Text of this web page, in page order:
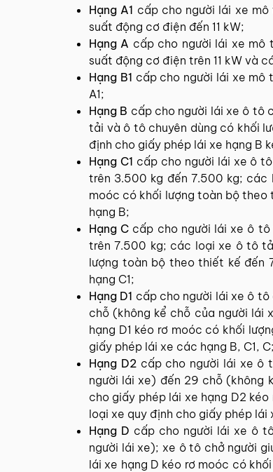
Hạng A1 cấp cho người lái xe
suất động cơ điện đến 11 kW;
Hạng A cấp cho người lái xe mô
suất động cơ điện trên 11 kW và
Hạng B1 cấp cho người lái xe mô
A1;
Hạng B cấp cho người lái xe ô tô
tải và ô tô chuyên dùng có khối
định cho giấy phép lái xe hạng B
Hạng C1 cấp cho người lái xe ô
trên 3.500 kg đến 7.500 kg; các
moóc có khối lượng toàn bộ
hạng B;
Hạng C cấp cho người lái xe ô
trên 7.500 kg; các loại xe ô tô
lượng toàn bộ theo thiết kế đến
hạng C1;
Hạng D1 cấp cho người lái xe ô
chỗ (không kể chỗ của người lái
hạng D1 kéo rơ moóc có khối
giấy phép lái xe các hạng B, C1, C;
Hạng D2cấp cho người lái xe ô
người lái xe) đến 29 chỗ (không
cho giấy phép lái xe hạng D2
loại xe quy định cho giấy phép lái
Hạng D cấp cho người lái xe ô
người lái xe); xe ô tô chở người
lái xe hạng D kéo rơ moóc có